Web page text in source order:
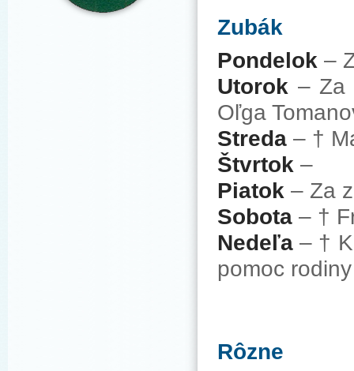
Zubák
Pondelok –
Utorok – Za
Oľga
Streda – †
Štvrtok –
Piatok – Za
Sobota – †
Nedeľa – †
pomoc
Rôzne